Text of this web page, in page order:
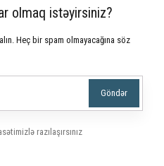
olmaq istəyirsiniz?
Heç bir spam olmayacağına söz
razılaşırsınız